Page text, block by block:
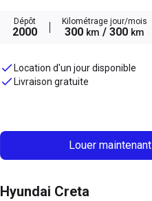
Dépôt
2000
Kilométrage jour/mois
300 km / 300 km
Location d'un jour disponible
Livraison gratuite
Louer maintenant
Hyundai Creta